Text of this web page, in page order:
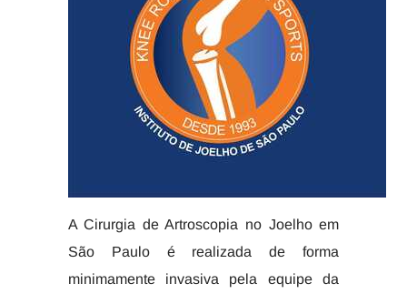
A Cirurgia de Artroscopia no Joelho em
São Paulo é realizada de forma
minimamente invasiva pela equipe da